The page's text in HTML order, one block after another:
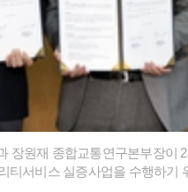
장원재 종합교통연구본부장이
티서비스 실증사업을 수행하기